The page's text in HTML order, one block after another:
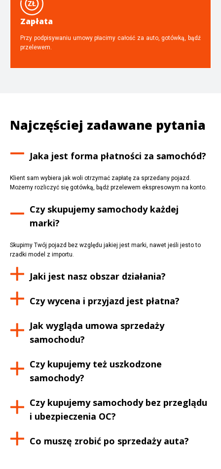
Zapłata
Przy podpisywaniu umowy płacimy całość za auto, gotówką, bądź
przelewem.
Najczęściej zadawane pytania
Jaka jest forma płatności za samochód?
Klient sam wybiera jak woli otrzymać zapłatę za sprzedany pojazd.
Możemy rozliczyć się gotówką, bądź przelewem ekspresowym na konto.
Czy skupujemy samochody każdej
marki?
Skupimy Twój pojazd bez względu jakiej jest marki, nawet jeśli jesto to
rzadki model z importu.
Jaki jest nasz obszar działania?
Czy wycena i przyjazd jest płatna?
Jak wygląda umowa sprzedaży
samochodu?
Czy kupujemy też uszkodzone
samochody?
Czy kupujemy samochody bez przeglądu
i ubezpieczenia OC?
Co muszę zrobić po sprzedaży auta?